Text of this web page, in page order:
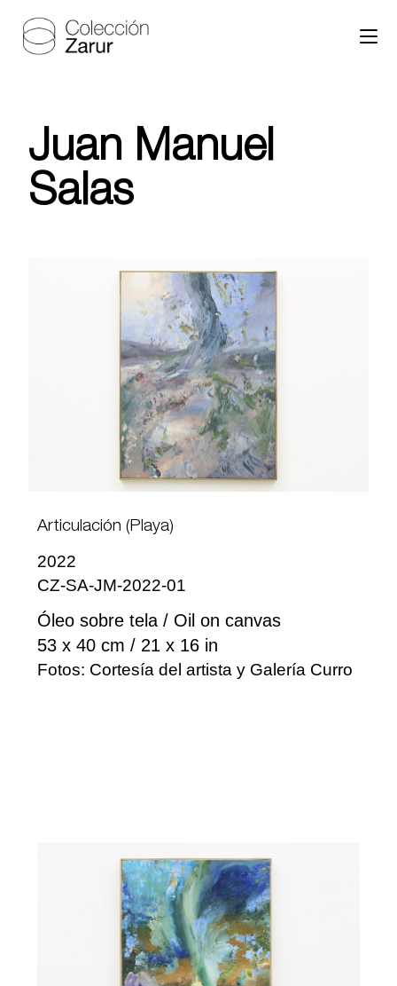
Juan Manuel
Salas
Articulación (Playa)
2022
CZ-SA-JM-2022-01
Óleo sobre tela / Oil on canvas
53 x 40 cm / 21 x 16 in
Fotos: Cortesía del artista y Galería Curro